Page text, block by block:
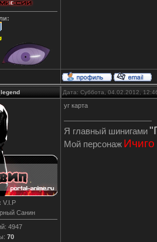
Дата: Суббота, 04.02.2012,
V.I.P
Санин
4947
70
уг карта
Я главный шинигами
Мой персонаж